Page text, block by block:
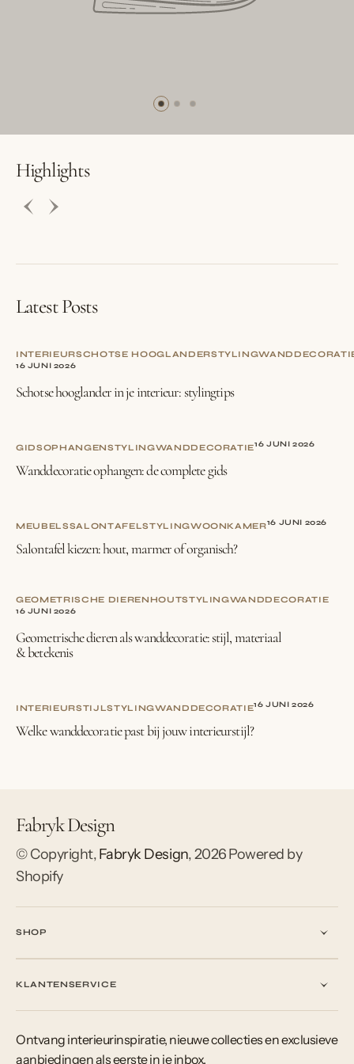
BUTTON LABELBUTTON LABEL
Highlights
Latest Posts
INTERIEURSCHOTSE HOOGLANDERSTYLING
16 JUNI 2026
Schotse hooglander in je interieur: stylingtips
GIDSOPHANGENSTYLINGWANDDECORATIE16 JUNI 2026
Wanddecoratie ophangen: de complete gids
MEUBELSSALONTAFELSTYLINGWOONKAMER16 JUNI 2026
Salontafel kiezen: hout, marmer of organisch?
GEOMETRISCHE DIERENHOUTSTYLINGWANDDECORATIE
16 JUNI 2026
Geometrische dieren als wanddecoratie: stijl, materiaal
& betekenis
INTERIEURSTIJLSTYLINGWANDDECORATIE16 JUNI 2026
Welke wanddecoratie past bij jouw interieurstijl?
Fabryk Design
© Copyright,Fabryk Design,2026Powered by
Shopify
SHOP
KLANTENSERVICE
Ontvang interieurinspiratie, nieuwe collecties en exclusieve
aanbiedingen als eerste in je inbox.